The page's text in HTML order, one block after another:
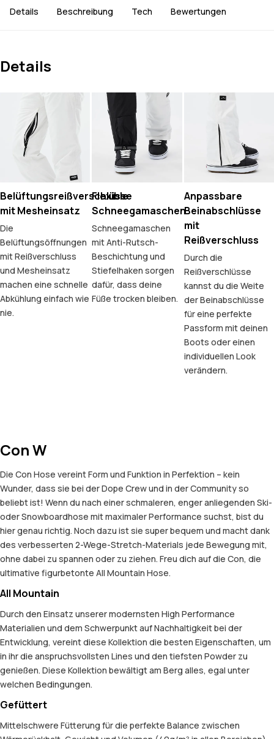
Details Beschreibung Tech Bewertungen
Details
Belüftungsreißverschlüsse
mit Mesheinsatz
Die
Belüftungsöffnungen
mit Reißverschluss
und Mesheinsatz
machen eine schnelle
Abkühlung einfach wie
nie.
Flexible
Schneegamaschen
Schneegamaschen
mit Anti-Rutsch-
Beschichtung und
Stiefelhaken sorgen
dafür, dass deine
Füße trocken bleiben.
Anpassbare
Beinabschlüsse
mit
Reißverschluss
Durch die
Reißverschlüsse
kannst du die Weite
der Beinabschlüsse
für eine perfekte
Passform mit deinen
Boots oder einen
individuellen Look
verändern.
Con W
Die Con Hose vereint Form und Funktion in Perfektion – kein
Wunder, dass sie bei der Dope Crew und in der Community so
beliebt ist! Wenn du nach einer schmaleren, enger anliegenden Ski-
oder Snowboardhose mit maximaler Performance suchst, bist du
hier genau richtig. Noch dazu ist sie super bequem und macht dank
des verbesserten 2-Wege-Stretch-Materials jede Bewegung mit,
ohne dabei zu spannen oder zu ziehen. Freu dich auf die Con, die
ultimative figurbetonte All Mountain Hose.
All Mountain
Durch den Einsatz unserer modernsten High Performance
Materialien und dem Schwerpunkt auf Nachhaltigkeit bei der
Entwicklung, vereint diese Kollektion die besten Eigenschaften, um
in ihr die anspruchsvollsten Lines und den tiefsten Powder zu
genießen. Diese Kollektion bewältigt am Berg alles, egal unter
welchen Bedingungen.
Gefüttert
Mittelschwere Fütterung für die perfekte Balance zwischen